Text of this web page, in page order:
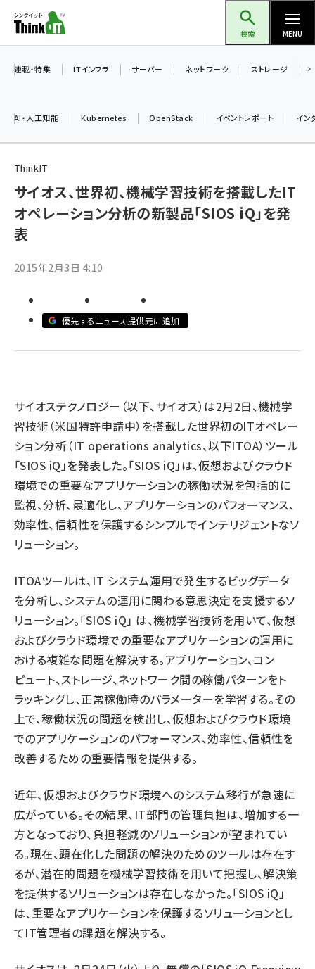
ン
ツ
検索 MENU
加藤銘のチーム貢献～仲間と築いた勝利の絆～ (2315)
iot女子会 (2281)
drupal (1955)
abc123 (1360)
連載・特集 ITインフラ サーバー ネットワーク ストレージ
AI・人工知能 Kubernetes OpenStack イベントレポート イン
ThinkIT
サイオス、世界初、機械学習技術を搭載したIT
オペレーション分析の新製品「SIOS iQ」を発
表
2015年2月3日 4:10
優先するニュース提供元に追加
サイオステクノロジー（以下、サイオス）は2月2日、機械学
習技術（米国特許申請中）を搭載した世界初のITオペレー
ション分析（IT operations analytics、以下ITOA）ツール
「SIOS iQ」を発表した。「SIOS iQ」は、仮想およびクラウド
環境での重要なアプリケーションの稼働状況を包括的に
監視、分析、最適化し、アプリケーションのパフォーマンス、
効率性、信頼性を保護するシンプルでインテリジェントなソ
リューション。
ITOAツールは、IT システム運用で発生するビッグデータ
を分析し、システムの運用に関わる意思決定を支援するソ
リューション。「SIOS iQ」 は、機械学習技術を用いて、仮想
およびクラウド環境での重要なアプリケーションの運用に
おける複雑な問題を解決する。アプリケーション、コン
ピュート、ストレージ、ネットワーク間の稼働パターンをト
ラッキングし、正常稼働時のパラメーターを学習する。その
上で、稼働状況の問題を検出し、仮想およびクラウド環境
でのアプリケーションのパフォーマンス、効率性、信頼性を
改善するための重要情報を提供する。
近年、仮想およびクラウド環境へのシステム移行が急速に
広がっている。その結果、IT部門の管理負担は、増加する一
方となっており、負担軽減のソリューションが望まれてい
る。現在、顕在化した問題の解決のためのツールは存在す
るが、潜在的問題を機械学習技術を用いて把握し、解決策
を提供するソリューションは存在しなかった。「SIOS iQ」
は、重要なアプリケーションを保護するソリューションとし
てIT管理者の課題を解決する。